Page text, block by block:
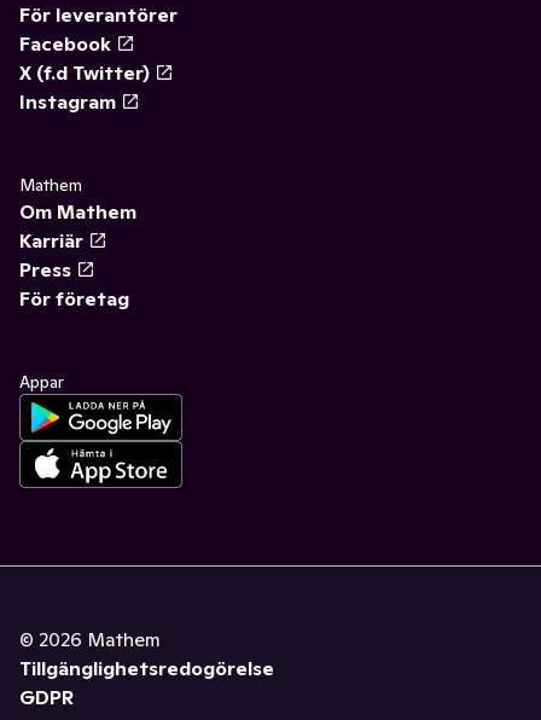
För leverantörer
Facebook
X (f.d Twitter)
Instagram
Mathem
Om Mathem
Karriär
Press
För företag
Appar
© 2026 Mathem
Tillgänglighetsredogörelse
GDPR